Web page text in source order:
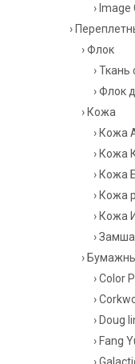
› Image
›
› Флок
›
› Флок
› Кожа
› Кожа
› Кожа
› Кожа
› Кожа
› Кожа
› Замша
›
› Color
›
› Doug
› Fang